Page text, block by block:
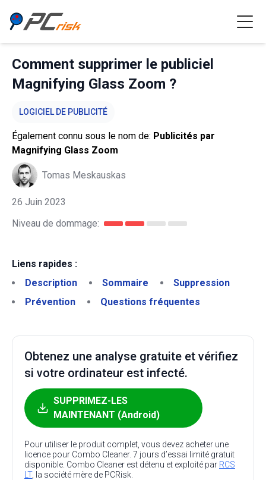
Comment supprimer le publiciel
Magnifying Glass Zoom ?
LOGICIEL DE PUBLICITÉ
Également connu sous le nom de: Publicités par
Magnifying Glass Zoom
Tomas Meskauskas
26 Juin 2023
Niveau de dommage:
Liens rapides :
Description
Sommaire
Suppression
Prévention
Questions fréquentes
Obtenez une analyse gratuite et vérifiez
si votre ordinateur est infecté.
SUPPRIMEZ-LES
MAINTENANT (Android)
Pour utiliser le produit complet, vous devez acheter une
licence pour Combo Cleaner. 7 jours d’essai limité gratuit
disponible. Combo Cleaner est détenu et exploité par RCS
LT, la société mère de PCRisk.